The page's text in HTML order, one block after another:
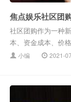
焦点娱乐社区团
社区团购作为一种
本、资金成本、价
小编 2021-